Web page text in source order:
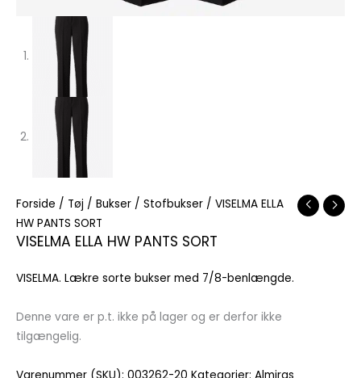
Forside / Tøj / Bukser / Stofbukser / VISELMA ELLA
HW PANTS SORT
VISELMA ELLA HW PANTS SORT
VISELMA. Lækre sorte bukser med 7/8-benlængde.
Denne vare er p.t. ikke på lager og er derfor ikke
tilgængelig.